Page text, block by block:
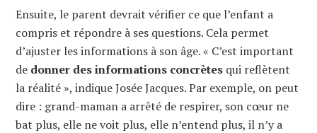
Ensuite, le parent devrait vérifier ce que l’enfant a
compris et répondre à ses questions. Cela permet
d’ajuster les informations à son âge. « C’est important
de donner des informations concrètes qui reflètent
la réalité », indique Josée Jacques. Par exemple, on peut
dire : grand-maman a arrêté de respirer, son cœur ne
bat plus, elle ne voit plus, elle n’entend plus, il n’y a